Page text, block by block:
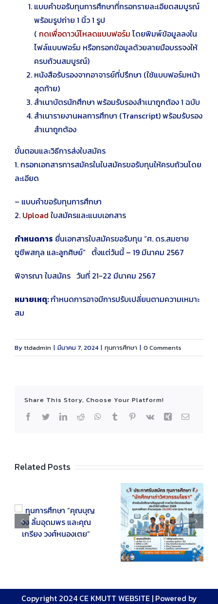
แบบคำขอรับทุนการศึกษาที่กรอกรายละเอียดสมบูรณ์
พร้อมรูปถ่าย 1 นิ้ว 1 รูป
( กดเพื่อดาวน์โหลดแบบฟอร์ม โดยพิมพ์ข้อมูลลงใน
ไฟล์แบบฟอร์ม หรือกรอกข้อมูลด้วยลายมือบรรจงให้
ครบถ้วนสมบูรณ์)
หนังสือรับรองจากอาจารย์ที่ปรึกษา (ใช้แบบฟอร์มหน้า
สุดท้าย)
สำเนาบัตรนักศึกษา พร้อมรับรองสำเนาถูกต้อง 1 ฉบับ
สำเนารายงานผลการศึกษา (Transcript) พร้อมรับรอง
สำเนาถูกต้อง
ขั้นตอนและวิธีการส่งใบสมัคร
1. กรอกเอกสารการสมัครในใบสมัครขอรับทุนให้ครบถ้วนโดย
ละเอียด
– แบบคำขอรับทุนการศึกษา
2. Upload ใบสมัครและแนบเอกสาร
กำหนดการ ยื่นเอกสารใบสมัครขอรับทุน “ศ. ดร.สมชาย
ชูชีพสกุล และลูกศิษย์” ตั้งแต่วันนี้ – 19 มีนาคม 2567
พิจารณา ใบสมัคร วันที่ 21-22 มีนาคม 2567
หมายเหตุ:กำหนดการอาจมีการปรับเปลี่ยนตามความเหมาะ
สม
Byttdadmin | มีนาคม 7, 2024 | ทุนการศึกษา | 0 Comments
Share This Story, Choose Your Platform!
Facebook
TwitterLinkedIn
Reddit WhatsApp
Tumblr Pinterest
Vk Xing Email
Related Posts
📢📣 ประกาศรับสมัคร
ทุนการศึกษา
“นักศึกษาเก่า
วิศวกรรมโยธา”
สำหรับนักศึกษา
ปริญญาตรี ภาควิชา
📢📣 ประกาศรับสมัคร
ทุนการศึกษา “สิริวิริ
ยา ประจำปีการศึกษา
2569” 📣 📢
Copyright 2024 CE KMUTT WEBSITE | Powered by